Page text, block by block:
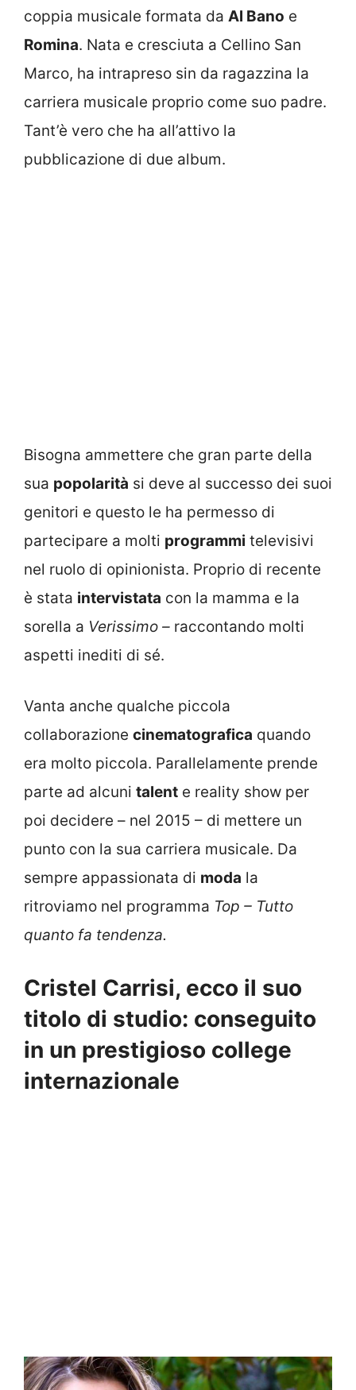
coppia musicale formata da Al Bano e
Romina. Nata e cresciuta a Cellino San
Marco, ha intrapreso sin da ragazzina la
carriera musicale proprio come suo padre.
Tant’è vero che ha all’attivo la
pubblicazione di due album.
Bisogna ammettere che gran parte della
sua popolarità si deve al successo dei suoi
genitori e questo le ha permesso di
partecipare a molti programmi televisivi
nel ruolo di opinionista. Proprio di recente
è stata intervistata con la mamma e la
sorella a Verissimo – raccontando molti
aspetti inediti di sé.
Vanta anche qualche piccola
collaborazione cinematografica quando
era molto piccola. Parallelamente prende
parte ad alcuni talent e reality show per
poi decidere – nel 2015 – di mettere un
punto con la sua carriera musicale. Da
sempre appassionata di moda la
ritroviamo nel programma Top – Tutto
quanto fa tendenza.
Cristel Carrisi, ecco il suo
titolo di studio: conseguito
in un prestigioso college
internazionale